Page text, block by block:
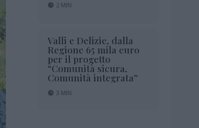
2 MIN
Valli e Delizie, dalla
Regione 65 mila euro
per il progetto
“Comunità sicura,
Comunità integrata”
3 MIN